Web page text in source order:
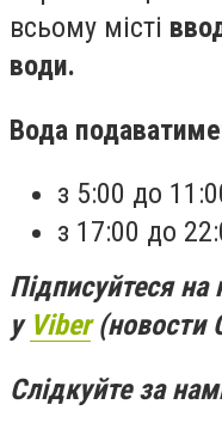
всьому місті
води.
Вода
з 5:00 до
з 17:00 до
Підписуйтеся на
у Viber(новости
Слідкуйте за